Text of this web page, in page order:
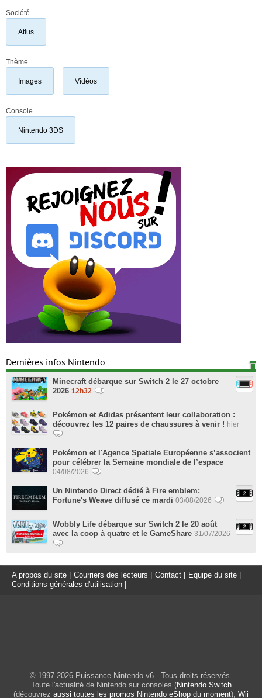
Société
Atlus
Thème
Images Vidéos
Console
Nintendo 3DS
Dernières infos Nintendo
Minecraft débarque sur Switch 2 le 27 octobre
2026 12h32
Pokémon et Adidas présentent leur collaboration :
découvrez les 12 paires de chaussures à venir ! hier
Pokémon et l'Agence Spatiale Européenne s’associent
pour célébrer la Semaine mondiale de l’espace
04/08/2026
Un Nintendo Direct dédié à Fire emblem:
Fortune's Weave diffusé ce mardi 03/08/2026
Wobbly Life débarque sur Switch 2 le 20 août
avec la coop à quatre et le GameShare 31/07/2026
A propos du site | Courriers des lecteurs | Contact | Equipe du site |
Conditions générales d'utilisation |
© 1997-2026 Puissance Nintendo v6 - Tous droits réservés.
Toute l'actualité de Nintendo sur consoles (Nintendo Switch
(découvrez aussi toutes les promos Nintendo eShop du moment), Wii